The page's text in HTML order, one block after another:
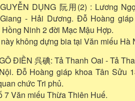
DỤNG 阮用(2) : Lương
- Hải Dương. Đỗ Hoàng
Hồng Ninh 2 đời Mạc Mậu Hợp.
không dựng bia tại Văn miếu Hà
ĐIỀN 呉碘: Tả Thanh Oai - Tả
Đỗ Hoàng giáp khoa Tân Sửu
chức Tri phủ.
7 Văn miếu Thừa Thiên Huế.